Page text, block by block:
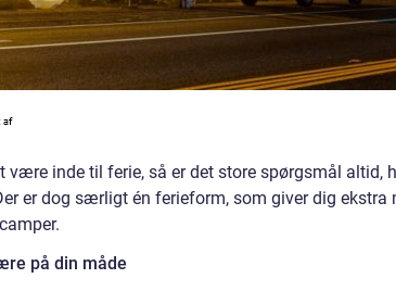
være inde til ferie, så er det store spørgsmål altid,
er dog særligt én ferieform, som giver dig ekstra
på din måde